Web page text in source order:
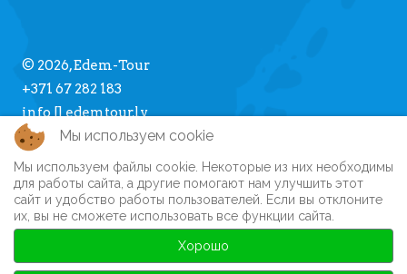
© 2026, Edem-Tour
+371 67 282 183
info [] edemtour.lv
Про Edem-Tour
Памятка туристу
Часто задаваемые вопросы
Автобусные туры
Личный кабинет
Регистрация на сайте
Мы используем cookie
Мы используем файлы cookie. Некоторые из них необходимы
для работы сайта, а другие помогают нам улучшить этот
сайт и удобство работы пользователей. Если вы отклоните
их, вы не сможете использовать все функции сайта.
Хорошо